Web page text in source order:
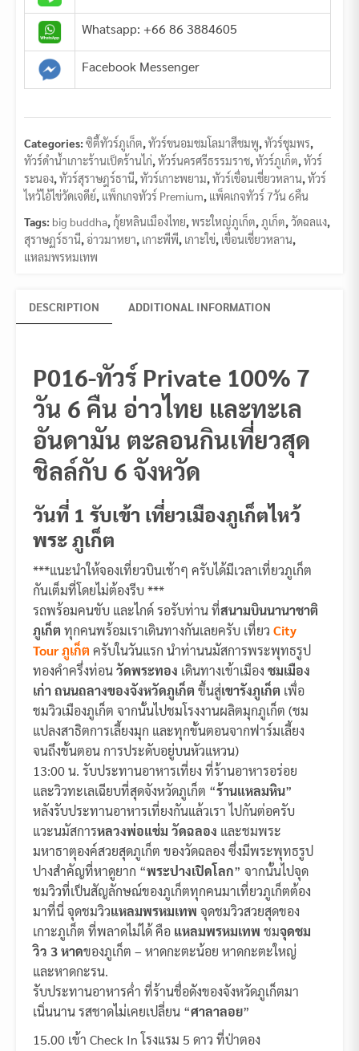
Whatsapp: +66 86 3884605
Facebook Messenger
Categories: ซิตี้ทัวร์ภูเก็ต,ทัวร์ขนอมชมโลมาสีชมพู,ทัวร์ชุมพร,
ทัวร์ดำน้ำเกาะร้านเป็ดร้านไก่,ทัวร์นครศรีธรรมราช,ทัวร์ภูเก็ต,ทัวร์
ระนอง,ทัวร์สุราษฎร์ธานี,ทัวร์เกาะพยาม,ทัวร์เขื่อนเชี่ยวหลาน,ทัวร์
ไหว้ไอ้ไข่วัดเจดีย์, แพ็กเกจทัวร์ Premium, แพ็คเกจทัวร์ 7วัน 6คืน
Tags: big buddha,กุ้ยหลินเมืองไทย,พระใหญ่ภูเก็ต,ภูเก็ต,วัดฉลแง,
สุราษฏร์ธานี,อ่าวมาหยา, เกาะพีพี, เกาะใข่, เขื่อนเชี่ยวหลาน,
แหลมพรหมเทพ
DESCRIPTION ADDITIONAL INFORMATION
P016-ทัวร์ Private 100% 7
วัน 6 คืน อ่าวไทย และทะเล
อันดามัน ตะลอนกินเที่ยวสุด
ชิลล์กับ 6 จังหวัด
วันที่ 1 รับเข้า เที่ยวเมืองภูเก็ตไหว้
พระ ภูเก็ต
***แนะนำให้จองเที่ยวบินเช้าๆ ครับได้มีเวลาเที่ยวภูเก็ต
กันเต็มที่โดยไม่ต้องรีบ ***
รถพร้อมคนขับ และไกด์ รอรับท่าน ที่สนามบินนานาชาติ
ภูเก็ต ทุกคนพร้อมเราเดินทางกันเลยครับ เที่ยว City
Tour ภูเก็ต ครับในวันแรก นำท่านนมัสการพระพุทธรูป
ทองคำครึ่งท่อนวัดพระทอง เดินทางเข้าเมือง ชมเมือง
เก่า ถนนถลางของจังหวัดภูเก็ต ขึ้นสู่เขารังภูเก็ต เพื่อ
ชมวิวเมืองภูเก็ต จากนั้นไปชมโรงงานผลิตมุกภูเก็ต (ชม
แปลงสาธิตการเลี้ยงมุก และทุกขั้นตอนจากฟาร์มเลี้ยง
จนถึงขั้นตอน การประดับอยู่บนหัวแหวน)
13:00 น. รับประทานอาหารเที่ยง ที่ร้านอาหารอร่อย
และวิวทะเลเฉียบที่สุดจังหวัดภูเก็ต “ร้านแหลมหิน”
หลังรับประทานอาหารเที่ยงกันแล้วเรา ไปกันต่อครับ
แวะนมัสการหลวงพ่อแช่ม วัดฉลอง และชมพระ
มหาธาตุองค์สวยสุดภูเก็ต ของวัดฉลอง ซึ่งมีพระพุทธรูป
ปางสำคัญที่หาดูยาก “พระปางเปิดโลก” จากนั้นไปจุด
ชมวิวที่เป็นสัญลักษณ์ของภูเก็ตทุกคนมาเที่ยวภูเก็ตต้อง
มาที่นี่ จุดชมวิวแหลมพรหมเทพ จุดชมวิวสวยสุดของ
เกาะภูเก็ต ที่พลาดไม่ได้ คือ แหลมพรหมเทพ ชมจุดชม
วิว 3 หาดของภูเก็ต – หาดกะตะน้อย หาดกะตะใหญ่
และหาดกะรน.
รับประทานอาหารค่ำ ที่ร้านชื่อดังของจังหวัดภูเก็ตมา
เนิ่นนาน รสชาดไม่เคยเปลี่ยน “ศาลาลอย”
15.00 เข้า Check In โรงแรม 5 ดาว ที่ป่าตอง